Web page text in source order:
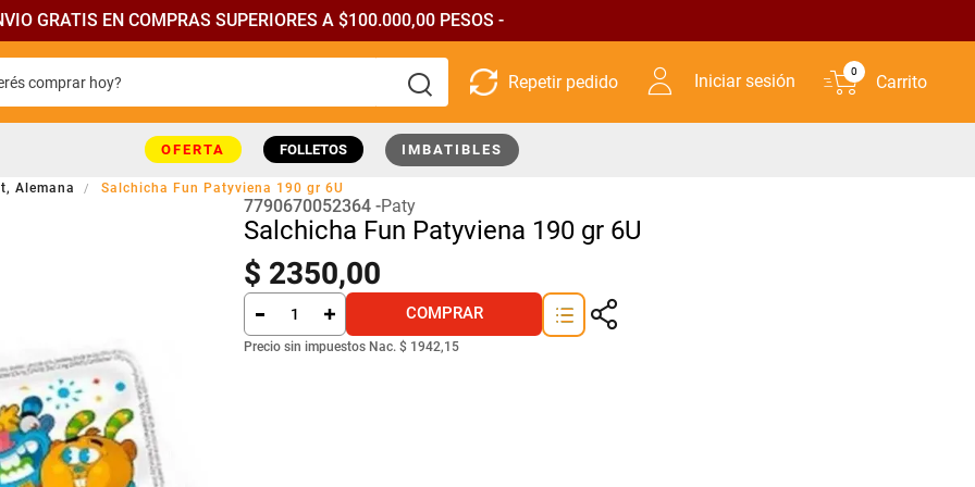
GRATIS EN COMPRAS SUPERIORES A $100.000,00 PESOS -
comprar hoy?
Iniciar sesión 0
OFERTA FOLLETOS IMBATIBLES
Alemana Salchicha Fun Patyviena 190 gr 6U
7790670052364 Paty
Salchicha Fun Patyviena 190 gr 6U
$ 2350,00
COMPRAR
Precio sin impuestos Nac. $ 1942,15
buscados